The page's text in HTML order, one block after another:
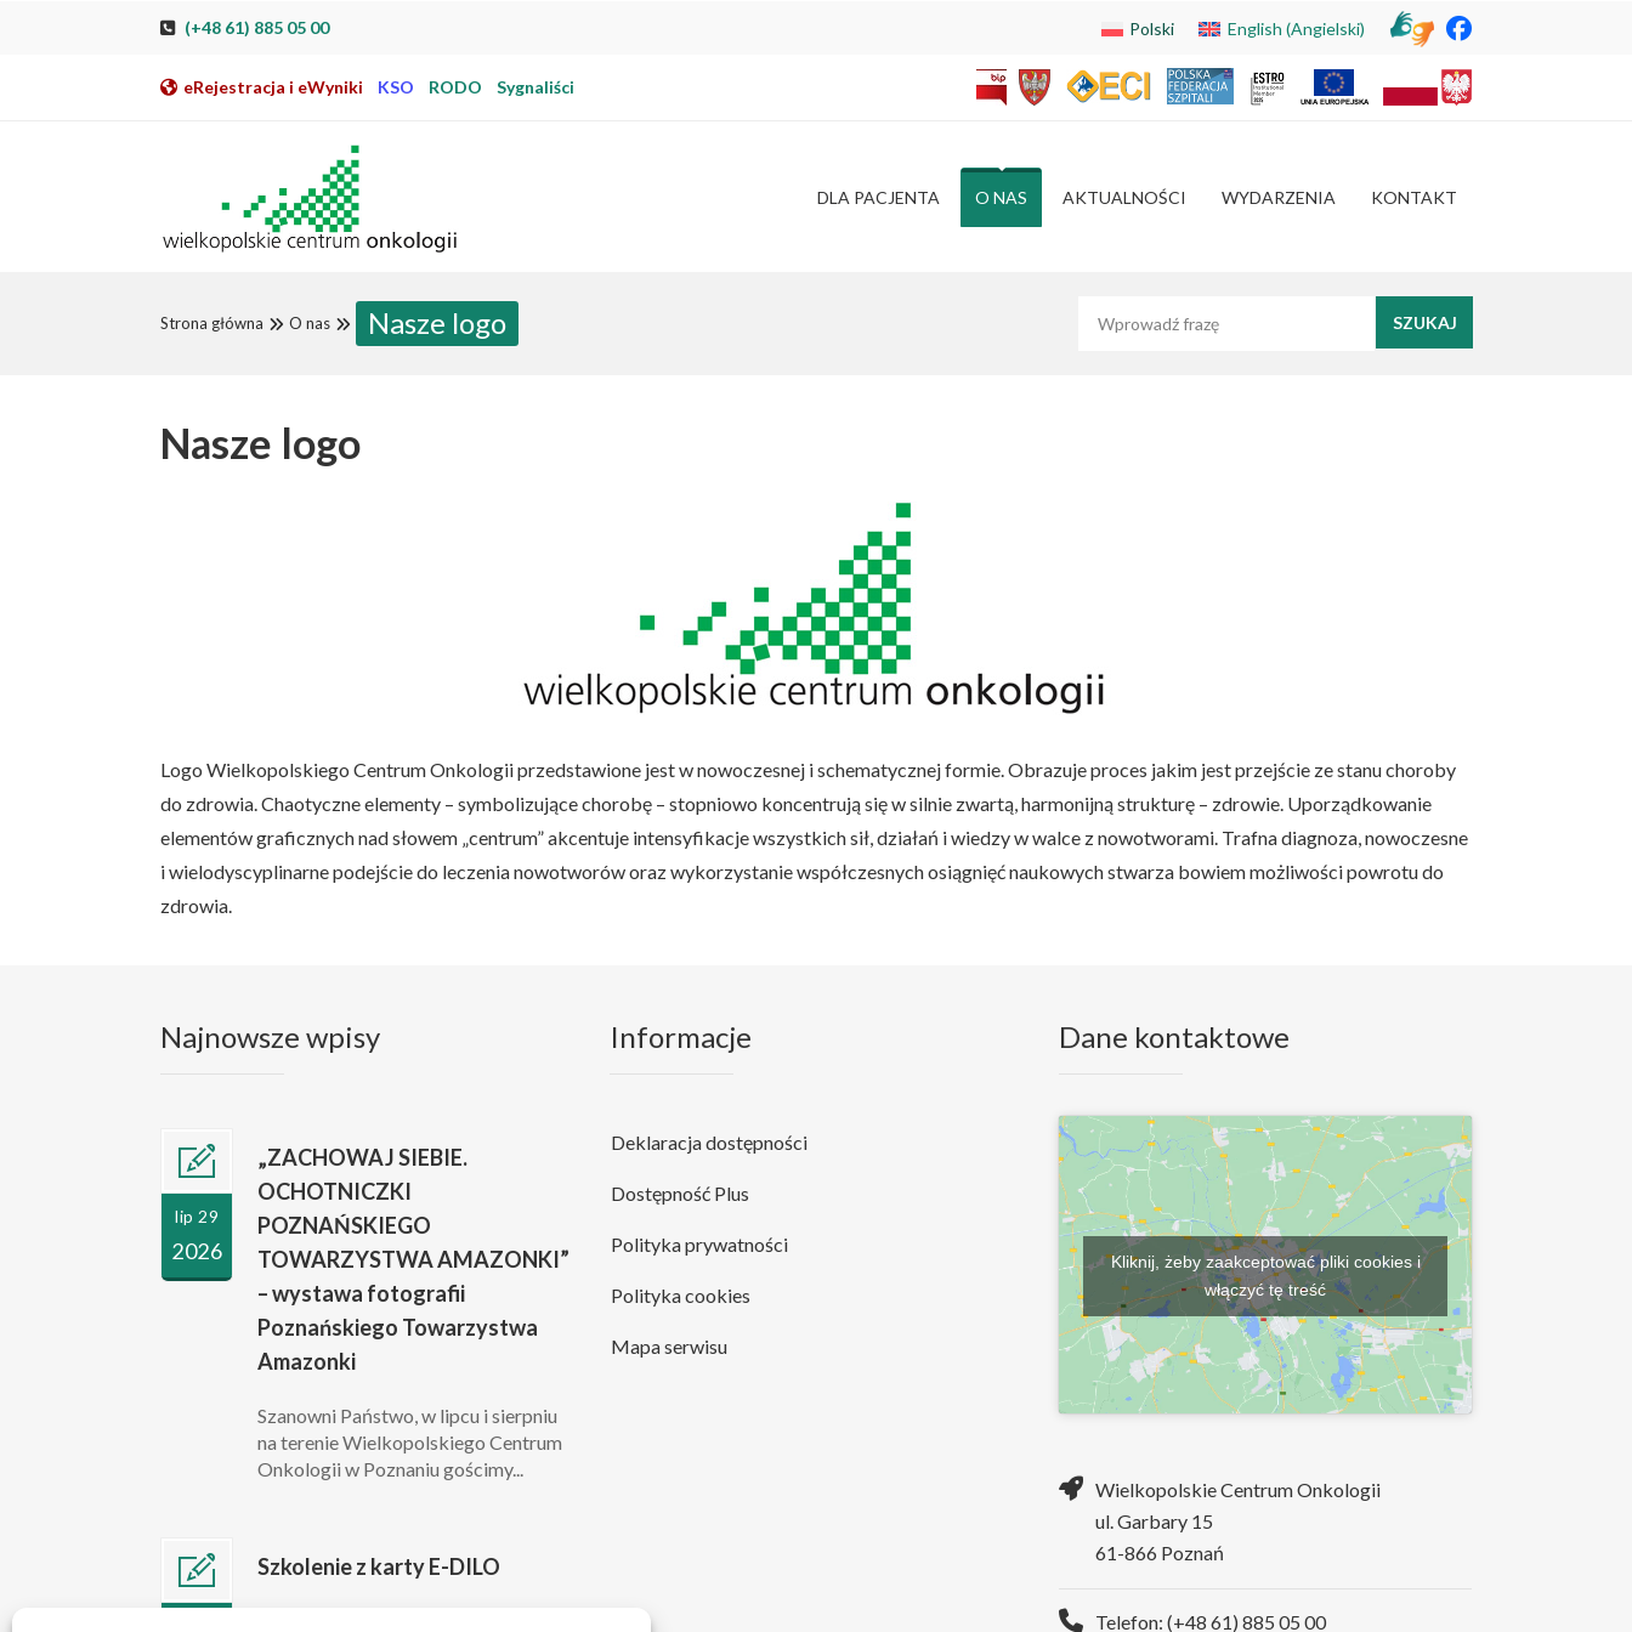
Przeskocz do nawigacji
Przeskocz do treści
Przeskocz do stopki
Przejdź do mapy strony
Przejdź do elektronicznej rejestracji pacjenta
(+48 61) 885 05 00 Polski English (Angielski)
eRejestracja i eWyniki KSO RODO Sygnaliści
DLA PACJENTA O NAS AKTUALNOŚCI WYDARZENIA KONTAKT
Strona główna O nas Nasze logo
Nasze logo
Logo Wielkopolskiego Centrum Onkologii przedstawione jest w nowoczesnej i schematycznej formie. Obrazuje proces jakim jest przejście ze stanu choroby
do zdrowia. Chaotyczne elementy – symbolizujące chorobę – stopniowo koncentrują się w silnie zwartą, harmonijną strukturę – zdrowie. Uporządkowanie
elementów graficznych nad słowem „centrum” akcentuje intensyfikacje wszystkich sił, działań i wiedzy w walce z nowotworami. Trafna diagnoza, nowoczesne
i wielodyscyplinarne podejście do leczenia nowotworów oraz wykorzystanie współczesnych osiągnięć naukowych stwarza bowiem możliwości powrotu do
zdrowia.
Najnowsze wpisy
lip 29
2026
„ZACHOWAJ SIEBIE.
OCHOTNICZKI
POZNAŃSKIEGO
TOWARZYSTWA AMAZONKI”
– wystawa fotografii
Poznańskiego Towarzystwa
Amazonki
Szanowni Państwo, w lipcu i sierpniu
na terenie Wielkopolskiego Centrum
Onkologii w Poznaniu gościmy...
Szkolenie z karty E-DILO
Informacje
Deklaracja dostępności
Dostępność Plus
Polityka prywatności
Polityka cookies
Mapa serwisu
Dane kontaktowe
Kliknij, żeby zaakceptować pliki cookies i
włączyć tę treść
Wielkopolskie Centrum Onkologii
ul. Garbary 15
61-866 Poznań
Telefon: (+48 61) 885 05 00